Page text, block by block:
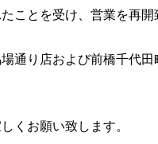
ことを受け、営業を再開
通り店および前橋千代
くお願い致します。